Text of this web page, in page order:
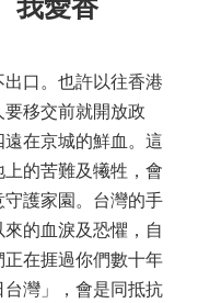
我愛香
出口。也許以往香港
移交前就開放政
在京城的鮮血。這
的苦難及犧牲，會
護家園。台灣的手
的血淚及恐懼，自
在捱過你們數十年
灣」，會是同抵抗